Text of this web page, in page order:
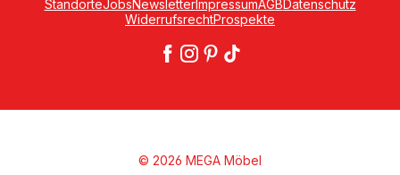
StandorteJobsNewsletterImpressumAGBDatenschutz
WiderrufsrechtProspekte
© 2026 MEGA Möbel